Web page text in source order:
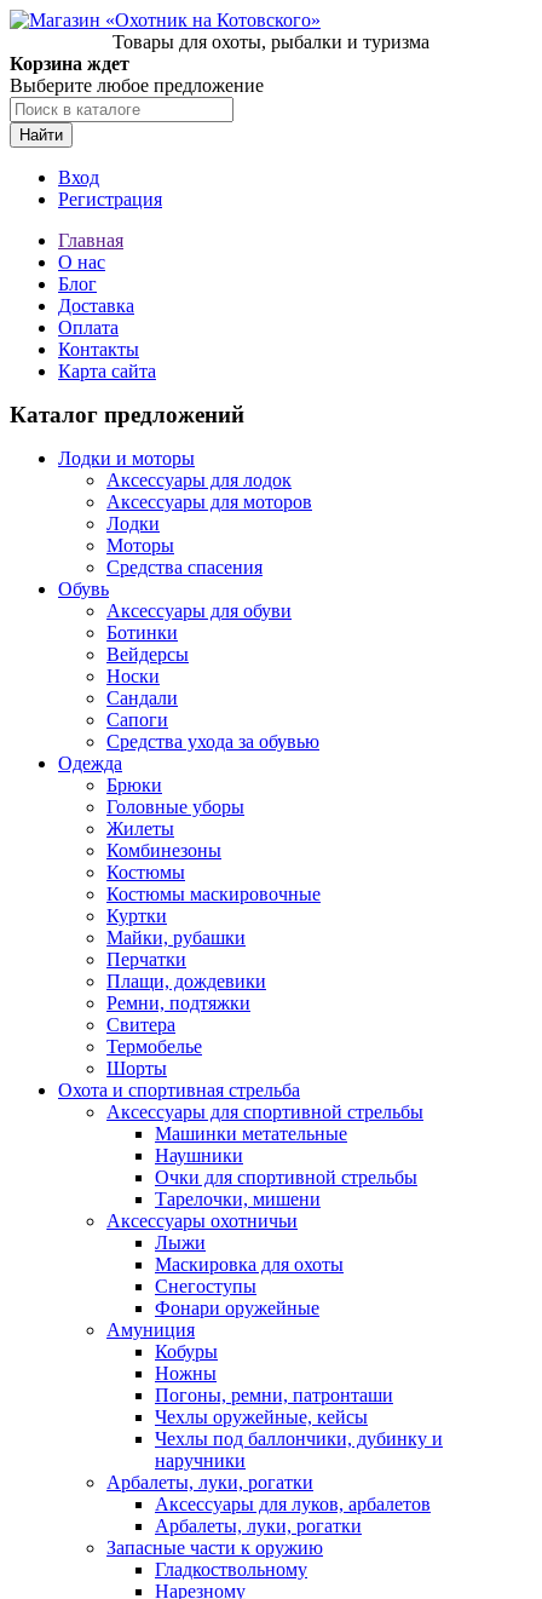
Товары для охоты, рыбалки и туризма
Корзина ждет
Выберите любое предложение
Найти
Вход
Регистрация
Главная
О нас
Блог
Доставка
Оплата
Контакты
Карта сайта
Каталог предложений
Лодки и моторы
Аксессуары для лодок
Аксессуары для моторов
Лодки
Моторы
Средства спасения
Обувь
Аксессуары для обуви
Ботинки
Вейдерсы
Носки
Сандали
Сапоги
Средства ухода за обувью
Одежда
Брюки
Головные уборы
Жилеты
Комбинезоны
Костюмы
Костюмы маскировочные
Куртки
Майки, рубашки
Перчатки
Плащи, дождевики
Ремни, подтяжки
Свитера
Термобелье
Шорты
Охота и спортивная стрельба
Аксессуары для спортивной стрельбы
Машинки метательные
Наушники
Очки для спортивной стрельбы
Тарелочки, мишени
Аксессуары охотничьи
Лыжи
Маскировка для охоты
Снегоступы
Фонари оружейные
Амуниция
Кобуры
Ножны
Погоны, ремни, патронташи
Чехлы оружейные, кейсы
Чехлы под баллончики, дубинку и
наручники
Арбалеты, луки, рогатки
Аксессуары для луков, арбалетов
Арбалеты, луки, рогатки
Запасные части к оружию
Гладкоствольному
Нарезному